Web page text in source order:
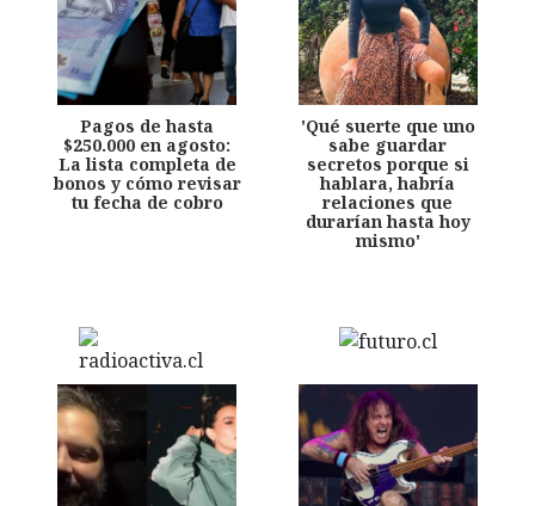
Pagos de hasta
$250.000 en agosto:
La lista completa de
bonos y cómo revisar
tu fecha de cobro
'Qué suerte que uno
sabe guardar
secretos porque si
hablara, habría
relaciones que
durarían hasta hoy
mismo'